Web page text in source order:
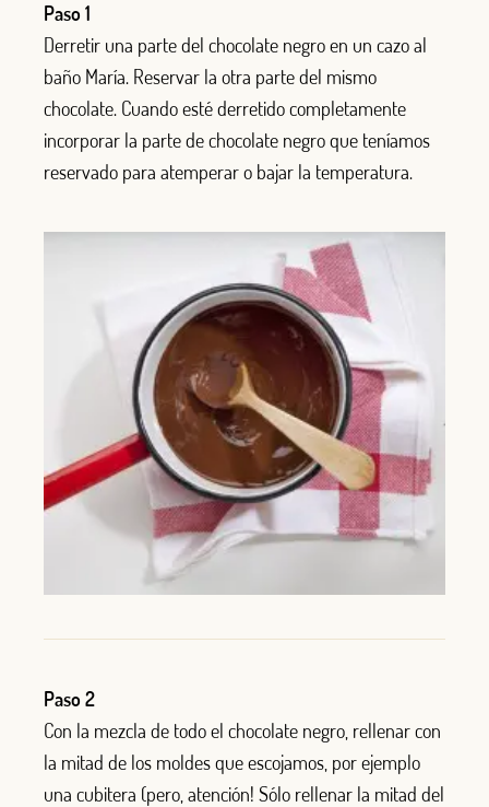
Paso 1
Derretir una parte del chocolate negro en un cazo al
baño María. Reservar la otra parte del mismo
chocolate. Cuando esté derretido completamente
incorporar la parte de chocolate negro que teníamos
reservado para atemperar o bajar la temperatura.
Paso 2
Con la mezcla de todo el chocolate negro, rellenar con
la mitad de los moldes que escojamos, por ejemplo
una cubitera (pero, atención! Sólo rellenar la mitad del